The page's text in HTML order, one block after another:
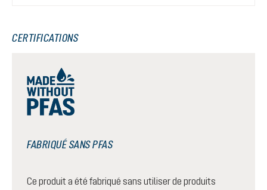
CERTIFICATIONS
FABRIQUÉ SANS PFAS
Ce produit a été fabriqué sans utiliser de produits